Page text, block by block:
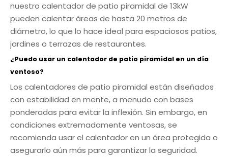
nuestro calentador de patio piramidal de 13kW
pueden calentar áreas de hasta 20 metros de
diámetro, lo que lo hace ideal para espaciosos patios,
jardines o terrazas de restaurantes.
¿Puedo usar un calentador de patio piramidal en un día
ventoso?
Los calentadores de patio piramidal están diseñados
con estabilidad en mente, a menudo con bases
ponderadas para evitar la inflexión. Sin embargo, en
condiciones extremadamente ventosas, se
recomienda usar el calentador en un área protegida o
asegurarlo aún más para garantizar la seguridad.